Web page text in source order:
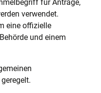
für Anträge,
verwendet.
eine offizielle
und einem